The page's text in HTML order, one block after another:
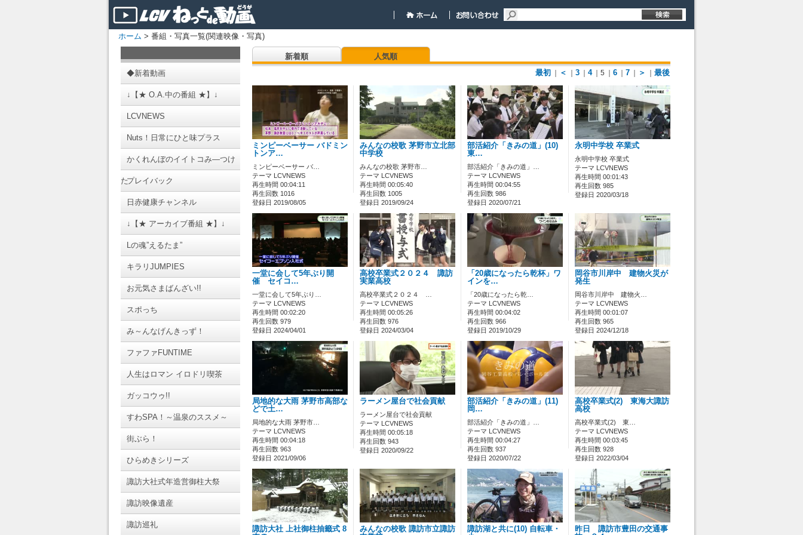
ホーム > 番組・写真一覧(関連映像・写真)
◆新着動画
↓【★ O.A.中の番組 ★】↓
LCVNEWS
Nuts！日常にひと味プラス
かくれんぼのイイトコみ―つけ
たプレイバック
日赤健康チャンネル
↓【★ アーカイブ番組 ★】↓
Lの魂”えるたま”
キラリJUMPIES
お元気さまばんざい!!
スポっち
み～んなげんきっず！
ファファFUNTIME
人生はロマン イロドリ喫茶
ガッコウゥ!!
すわSPA！～温泉のススメ～
街ぶら！
ひらめきシリーズ
諏訪大社式年造営御柱大祭
諏訪映像遺産
諏訪巡礼
新着順
人気順
最初
＜ 3 4 ｜5 6 7 ＞ 最後
ミンピーベーサー バドミン
トンア…
ミンピーベーサー バ…
テーマ LCVNEWS
再生時間 00:04:11
再生回数 1016
登録日 2019/08/05
みんなの校歌 茅野市立北部
中学校
みんなの校歌 茅野市…
テーマ LCVNEWS
再生時間 00:05:40
再生回数 1005
登録日 2019/09/24
部活紹介「きみの道」(10)
東…
部活紹介「きみの道」…
テーマ LCVNEWS
再生時間 00:04:55
再生回数 986
登録日 2020/07/21
永明中学校 卒業式
永明中学校 卒業式
テーマ LCVNEWS
再生時間 00:01:43
再生回数 985
登録日 2020/03/18
一堂に会して5年ぶり開
催 セイコ…
一堂に会して5年ぶり…
テーマ LCVNEWS
再生時間 00:02:20
再生回数 979
登録日 2024/04/01
高校卒業式２０２４ 諏訪
実業高校
高校卒業式２０２４ …
テーマ LCVNEWS
再生時間 00:05:26
再生回数 976
登録日 2024/03/04
「20歳になったら乾杯」ワ
インを…
「20歳になったら乾…
テーマ LCVNEWS
再生時間 00:04:02
再生回数 966
登録日 2019/10/29
岡谷市川岸中 建物火災が
発生
岡谷市川岸中 建物火…
テーマ LCVNEWS
再生時間 00:01:07
再生回数 965
登録日 2024/12/18
局地的な大雨 茅野市高部な
どで土…
局地的な大雨 茅野市…
テーマ LCVNEWS
再生時間 00:04:18
再生回数 963
登録日 2021/09/06
ラーメン屋台で社会貢献
ラーメン屋台で社会貢献
テーマ LCVNEWS
再生時間 00:05:18
再生回数 943
登録日 2020/09/22
部活紹介「きみの道」(11)
岡…
部活紹介「きみの道」…
テーマ LCVNEWS
再生時間 00:04:27
再生回数 937
登録日 2020/07/22
高校卒業式(2) 東海大諏訪
高校
高校卒業式(2) 東…
テーマ LCVNEWS
再生時間 00:03:45
再生回数 928
登録日 2022/03/04
諏訪大社 上社御柱抽籤式 8
みんなの校歌 諏訪市立諏訪
諏訪湖と共に(10) 自転車・
昨日 諏訪市豊田の交通事